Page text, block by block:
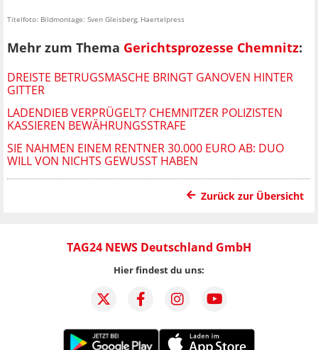
Titelfoto: Bildmontage: Sven Gleisberg, Haertelpress
Mehr zum Thema Gerichtsprozesse Chemnitz:
DREISTE BETRUGSMASCHE BRINGT GANOVEN HINTER
GITTER
LADENDIEB VERPRÜGELT? CHEMNITZER POLIZISTEN
KASSIEREN BEWÄHRUNGSSTRAFE
SIE NAHMEN EINEM RENTNER 30.000 EURO AB: DUO
WILL VON NICHTS GEWUSST HABEN
Zurück zur Übersicht
TAG24 NEWS Deutschland GmbH
Hier findest du uns: